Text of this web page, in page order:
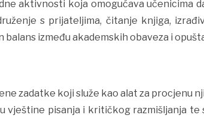
aktivnosti koja omogućava učenicima
s prijateljima, čitanje knjiga,
između akademskih obaveza i
zadatke koji služe kao alat za procjenu
vještine pisanja i kritičkog razmišljanja